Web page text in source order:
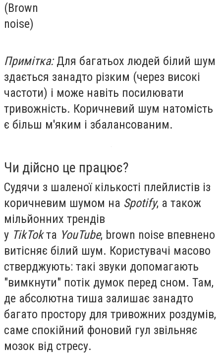
(Brown
noise)
Примітка:Для багатьох людей білий шум
здається занадто різким (через високі
частоти) і може навіть посилювати
тривожність. Коричневий шум натомість
є більш м'яким і збалансованим.
Чи дійсно це працює?
Судячи з шаленої кількості плейлистів із
коричневим шумом на Spotify, а також
мільйонних трендів
у TikTokта YouTube, brown noise впевнено
витісняє білий шум. Користувачі масово
стверджують: такі звуки допомагають
"вимкнути" потік думок перед сном. Там,
де абсолютна тиша залишає занадто
багато простору для тривожних роздумів,
саме спокійний фоновий гул звільняє
мозок від стресу.